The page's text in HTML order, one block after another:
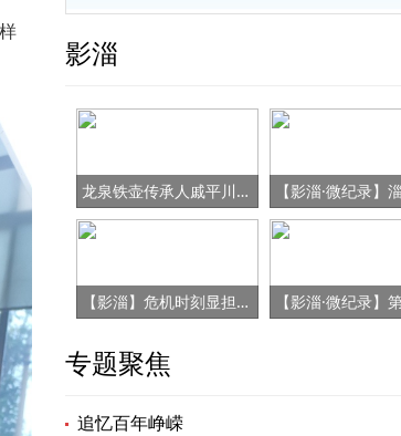
影淄
龙泉铁壶传承人戚平川的“守艺”之路
【影淄】危机时刻显担当 赤胆忠心保健康
专题聚焦
追忆百年峥嵘